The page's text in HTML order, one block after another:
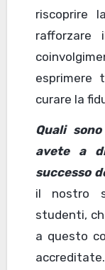
riscoprire
rafforzare
esprimere
curare la
Quali
avete a
successo
il nostro
studenti,
a questo
accreditate.